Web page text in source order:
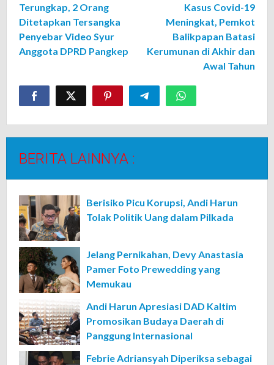
pos
Terungkap, 2 Orang
Ditetapkan Tersangka
Penyebar Video Syur
Anggota DPRD Pangkep
Kasus Covid-19
Meningkat, Pemkot
Balikpapan Batasi
Kerumunan di Akhir dan
Awal Tahun
BERITA LAINNYA :
Berisiko Picu Korupsi, Andi Harun
Tolak Politik Uang dalam Pilkada
Jelang Pernikahan, Devy Anastasia
Pamer Foto Prewedding yang
Memukau
Andi Harun Apresiasi DAD Kaltim
Promosikan Budaya Daerah di
Panggung Internasional
Febrie Adriansyah Diperiksa sebagai